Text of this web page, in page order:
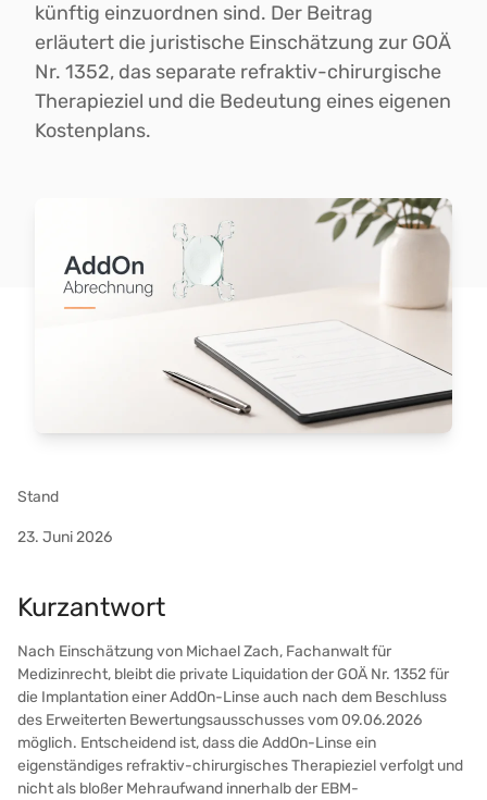
künftig einzuordnen sind. Der Beitrag
erläutert die juristische Einschätzung zur GOÄ
Nr. 1352, das separate refraktiv-chirurgische
Therapieziel und die Bedeutung eines eigenen
Kostenplans.
Stand
23. Juni 2026
Kurzantwort
Nach Einschätzung von Michael Zach, Fachanwalt für
Medizinrecht, bleibt die private Liquidation der GOÄ Nr. 1352 für
die Implantation einer AddOn-Linse auch nach dem Beschluss
des Erweiterten Bewertungsausschusses vom 09.06.2026
möglich. Entscheidend ist, dass die AddOn-Linse ein
eigenständiges refraktiv-chirurgisches Therapieziel verfolgt und
nicht als bloßer Mehraufwand innerhalb der EBM-